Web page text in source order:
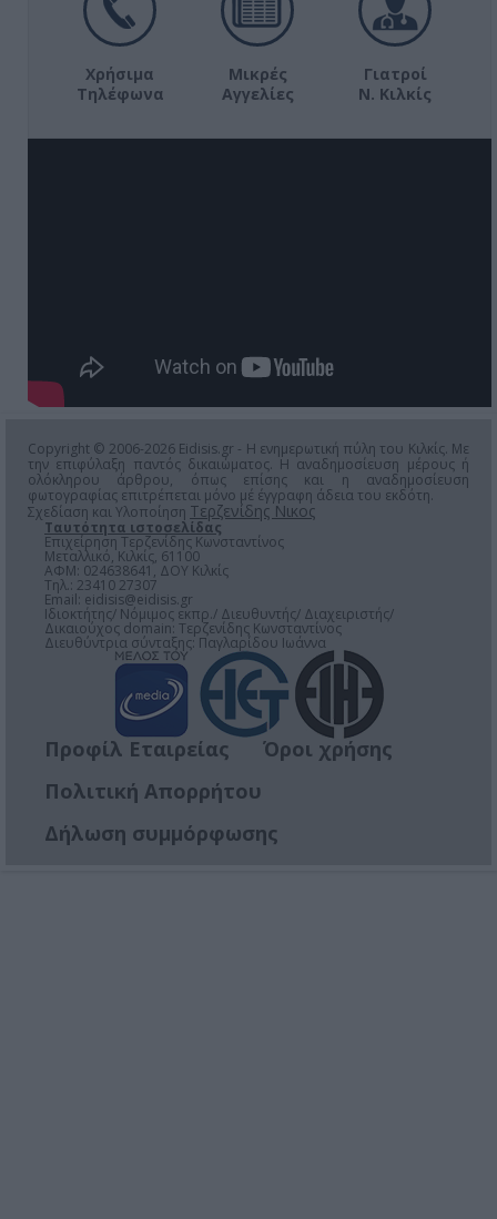
Χρήσιμα
Τηλέφωνα
Μικρές
Αγγελίες
Γιατροί
Ν. Κιλκίς
Copyright © 2006-2026 Eidisis.gr - Η ενημερωτική πύλη του Κιλκίς. Με
την επιφύλαξη παντός δικαιώματος. Η αναδημοσίευση μέρους ή
ολόκληρου άρθρου, όπως επίσης και η αναδημοσίευση
φωτογραφίας επιτρέπεται μόνο μέ έγγραφη άδεια του εκδότη.
Σχεδίαση και Υλοποίηση Τερζενίδης Νικος
Ταυτότητα ιστοσελίδας
Επιχείρηση Τερζενίδης Κωνσταντίνος
Μεταλλικό, Κιλκίς, 61100
ΑΦΜ: 024638641, ΔΟΥ Κιλκίς
Τηλ.: 23410 27307
Email: eidisis@eidisis.gr
Ιδιοκτήτης/ Νόμιμος εκπρ./ Διευθυντής/ Διαχειριστής/
Δικαιούχος domain: Τερζενίδης Κωνσταντίνος
Διευθύντρια σύνταξης: Παγλαρίδου Ιωάννα
Προφίλ Εταιρείας
Όροι χρήσης
Πολιτική Απορρήτου
Δήλωση συμμόρφωσης